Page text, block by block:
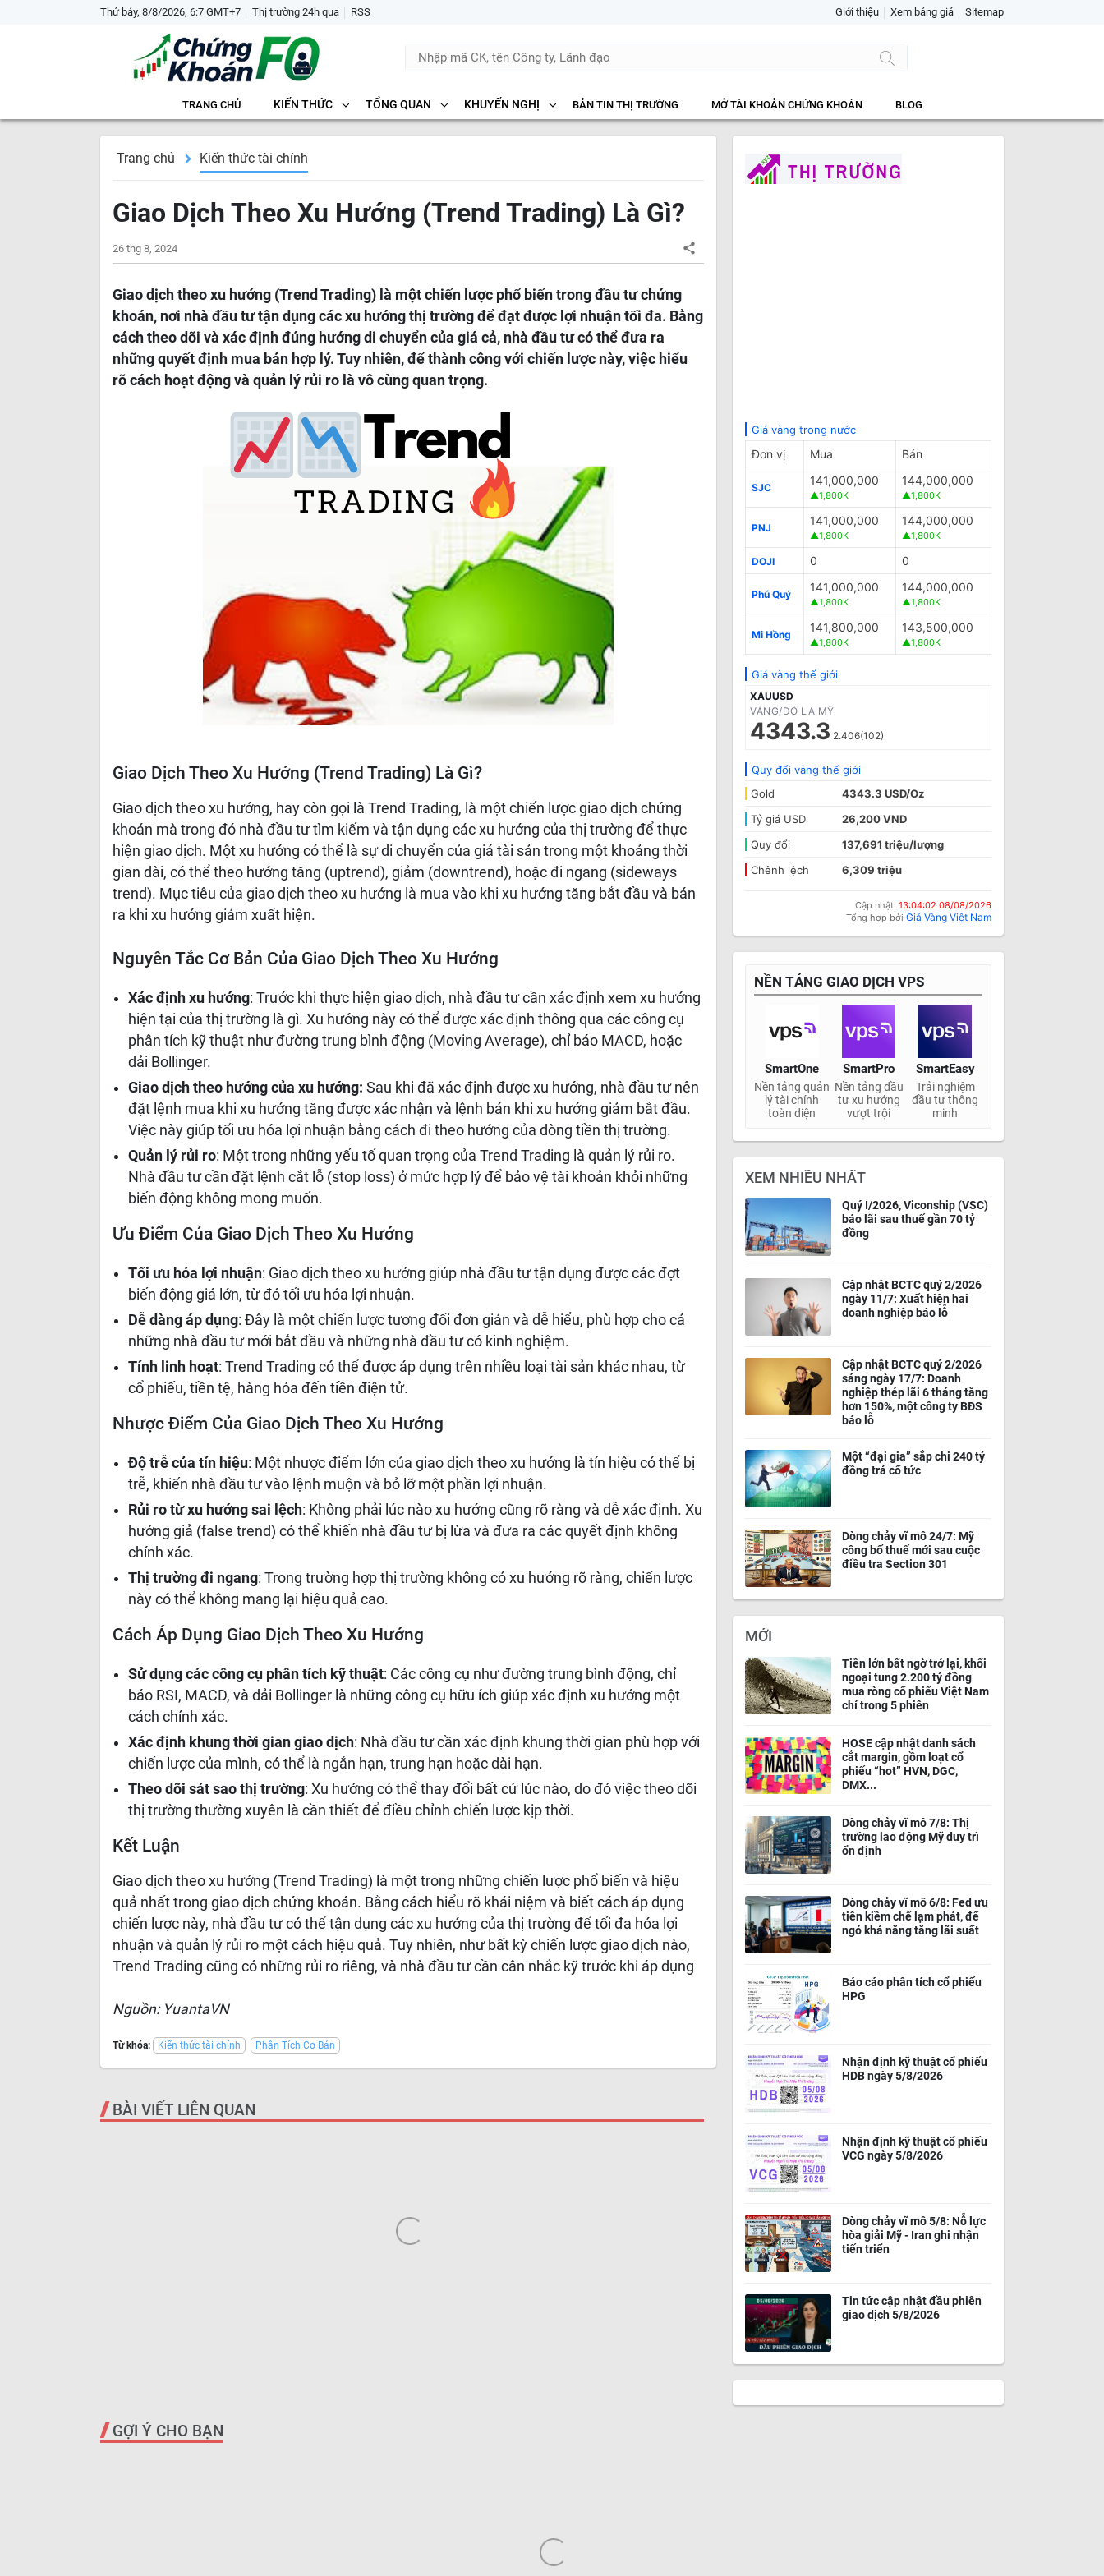
Thứ bảy, 8/8/2026, 6:7 GMT+7 Thị trường 24h qua RSS Giới thiệu Xem bảng giá Sitemap
TRANG CHỦ KIẾN THỨC TỔNG QUAN KHUYẾN NGHỊ BẢN TIN THỊ TRƯỜNG MỞ TÀI KHOẢN CHỨNG KHOÁN BLOG
Trang chủ Kiến thức tài chính
Giao Dịch Theo Xu Hướng (Trend Trading) Là Gì?
26 thg 8, 2024
Giao dịch theo xu hướng (Trend Trading) là một chiến lược phổ biến trong đầu tư chứng
khoán, nơi nhà đầu tư tận dụng các xu hướng thị trường để đạt được lợi nhuận tối đa. Bằng
cách theo dõi và xác định đúng hướng di chuyển của giá cả, nhà đầu tư có thể đưa ra
những quyết định mua bán hợp lý. Tuy nhiên, để thành công với chiến lược này, việc hiểu
rõ cách hoạt động và quản lý rủi ro là vô cùng quan trọng.
Giao Dịch Theo Xu Hướng (Trend Trading) Là Gì?
Giao dịch theo xu hướng, hay còn gọi là Trend Trading, là một chiến lược giao dịch chứng
khoán mà trong đó nhà đầu tư tìm kiếm và tận dụng các xu hướng của thị trường để thực
hiện giao dịch. Một xu hướng có thể là sự di chuyển của giá tài sản trong một khoảng thời
gian dài, có thể theo hướng tăng (uptrend), giảm (downtrend), hoặc đi ngang (sideways
trend). Mục tiêu của giao dịch theo xu hướng là mua vào khi xu hướng tăng bắt đầu và bán
ra khi xu hướng giảm xuất hiện.
Nguyên Tắc Cơ Bản Của Giao Dịch Theo Xu Hướng
Xác định xu hướng: Trước khi thực hiện giao dịch, nhà đầu tư cần xác định xem xu hướng
hiện tại của thị trường là gì. Xu hướng này có thể được xác định thông qua các công cụ
phân tích kỹ thuật như đường trung bình động (Moving Average), chỉ báo MACD, hoặc
dải Bollinger.
Giao dịch theo hướng của xu hướng: Sau khi đã xác định được xu hướng, nhà đầu tư nên
đặt lệnh mua khi xu hướng tăng được xác nhận và lệnh bán khi xu hướng giảm bắt đầu.
Việc này giúp tối ưu hóa lợi nhuận bằng cách đi theo hướng của dòng tiền thị trường.
Quản lý rủi ro: Một trong những yếu tố quan trọng của Trend Trading là quản lý rủi ro.
Nhà đầu tư cần đặt lệnh cắt lỗ (stop loss) ở mức hợp lý để bảo vệ tài khoản khỏi những
biến động không mong muốn.
Ưu Điểm Của Giao Dịch Theo Xu Hướng
Tối ưu hóa lợi nhuận: Giao dịch theo xu hướng giúp nhà đầu tư tận dụng được các đợt
biến động giá lớn, từ đó tối ưu hóa lợi nhuận.
Dễ dàng áp dụng: Đây là một chiến lược tương đối đơn giản và dễ hiểu, phù hợp cho cả
những nhà đầu tư mới bắt đầu và những nhà đầu tư có kinh nghiệm.
Tính linh hoạt: Trend Trading có thể được áp dụng trên nhiều loại tài sản khác nhau, từ
cổ phiếu, tiền tệ, hàng hóa đến tiền điện tử.
Nhược Điểm Của Giao Dịch Theo Xu Hướng
Độ trễ của tín hiệu: Một nhược điểm lớn của giao dịch theo xu hướng là tín hiệu có thể bị
trễ, khiến nhà đầu tư vào lệnh muộn và bỏ lỡ một phần lợi nhuận.
Rủi ro từ xu hướng sai lệch: Không phải lúc nào xu hướng cũng rõ ràng và dễ xác định. Xu
hướng giả (false trend) có thể khiến nhà đầu tư bị lừa và đưa ra các quyết định không
chính xác.
Thị trường đi ngang: Trong trường hợp thị trường không có xu hướng rõ ràng, chiến lược
này có thể không mang lại hiệu quả cao.
Cách Áp Dụng Giao Dịch Theo Xu Hướng
Sử dụng các công cụ phân tích kỹ thuật: Các công cụ như đường trung bình động, chỉ
báo RSI, MACD, và dải Bollinger là những công cụ hữu ích giúp xác định xu hướng một
cách chính xác.
Xác định khung thời gian giao dịch: Nhà đầu tư cần xác định khung thời gian phù hợp với
chiến lược của mình, có thể là ngắn hạn, trung hạn hoặc dài hạn.
Theo dõi sát sao thị trường: Xu hướng có thể thay đổi bất cứ lúc nào, do đó việc theo dõi
thị trường thường xuyên là cần thiết để điều chỉnh chiến lược kịp thời.
Kết Luận
Giao dịch theo xu hướng (Trend Trading) là một trong những chiến lược phổ biến và hiệu
quả nhất trong giao dịch chứng khoán. Bằng cách hiểu rõ khái niệm và biết cách áp dụng
chiến lược này, nhà đầu tư có thể tận dụng các xu hướng của thị trường để tối đa hóa lợi
nhuận và quản lý rủi ro một cách hiệu quả. Tuy nhiên, như bất kỳ chiến lược giao dịch nào,
Trend Trading cũng có những rủi ro riêng, và nhà đầu tư cần cân nhắc kỹ trước khi áp dụng
Nguồn: YuantaVN
Từ khóa: Kiến thức tài chính Phân Tích Cơ Bản
BÀI VIẾT LIÊN QUAN
Giá vàng trong nước
Đơn vị Mua Bán
SJC
141,000,000
▲1,800K
144,000,000
▲1,800K
PNJ
141,000,000
▲1,800K
144,000,000
▲1,800K
DOJI 0 0
Phú Quý
141,000,000
▲1,800K
144,000,000
▲1,800K
Mi Hồng
141,800,000
▲1,800K
143,500,000
▲1,800K
Giá vàng thế giới
XAUUSD
VÀNG/ĐÔ LA MỸ
4343.3 2.406(102)
Quy đổi vàng thế giới
Gold
4343.3 USD/Oz
Tỷ giá USD
26,200 VND
Quy đổi
137,691 triệu/lượng
Chênh lệch
6,309 triệu
Cập nhật: 13:04:02 08/08/2026
Tổng hợp bởi Giá Vàng Việt Nam
NỀN TẢNG GIAO DỊCH VPS
SmartOne SmartPro SmartEasy
Nền tảng quản
lý tài chính
toàn diện
Nền tảng đầu
tư xu hướng
vượt trội
Trải nghiệm
đầu tư thông
minh
XEM NHIỀU NHẤT
Quý I/2026, Viconship (VSC)
báo lãi sau thuế gần 70 tỷ
đồng
Cập nhật BCTC quý 2/2026
ngày 11/7: Xuất hiện hai
doanh nghiệp báo lỗ
Cập nhật BCTC quý 2/2026
sáng ngày 17/7: Doanh
nghiệp thép lãi 6 tháng tăng
hơn 150%, một công ty BĐS
báo lỗ
Một “đại gia” sắp chi 240 tỷ
đồng trả cổ tức
Dòng chảy vĩ mô 24/7: Mỹ
công bố thuế mới sau cuộc
điều tra Section 301
MỚI
Tiền lớn bất ngờ trở lại, khối
ngoại tung 2.200 tỷ đồng
mua ròng cổ phiếu Việt Nam
chỉ trong 5 phiên
HOSE cập nhật danh sách
cắt margin, gồm loạt cổ
phiếu “hot” HVN, DGC,
DMX...
Dòng chảy vĩ mô 7/8: Thị
trường lao động Mỹ duy trì
ổn định
Dòng chảy vĩ mô 6/8: Fed ưu
tiên kiềm chế lạm phát, để
ngỏ khả năng tăng lãi suất
Báo cáo phân tích cổ phiếu
HPG
Nhận định kỹ thuật cổ phiếu
HDB ngày 5/8/2026
Nhận định kỹ thuật cổ phiếu
VCG ngày 5/8/2026
Dòng chảy vĩ mô 5/8: Nỗ lực
hòa giải Mỹ - Iran ghi nhận
tiến triển
Tin tức cập nhật đầu phiên
giao dịch 5/8/2026
GỢI Ý CHO BẠN